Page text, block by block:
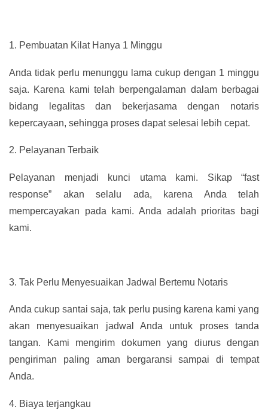
1. Pembuatan Kilat Hanya 1 Minggu
Anda tidak perlu menunggu lama cukup dengan 1 minggu
saja. Karena kami telah berpengalaman dalam berbagai
bidang legalitas dan bekerjasama dengan notaris
kepercayaan, sehingga proses dapat selesai lebih cepat.
2. Pelayanan Terbaik
Pelayanan menjadi kunci utama kami. Sikap “fast
response” akan selalu ada, karena Anda telah
mempercayakan pada kami. Anda adalah prioritas bagi
kami.
3. Tak Perlu Menyesuaikan Jadwal Bertemu Notaris
Anda cukup santai saja, tak perlu pusing karena kami yang
akan menyesuaikan jadwal Anda untuk proses tanda
tangan. Kami mengirim dokumen yang diurus dengan
pengiriman paling aman bergaransi sampai di tempat
Anda.
4. Biaya terjangkau